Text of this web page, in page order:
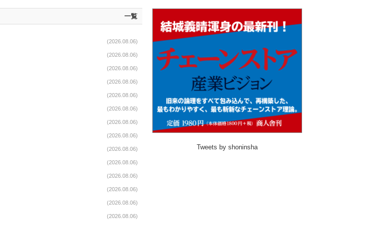
一覧
(2026.08.06)
(2026.08.06)
(2026.08.06)
(2026.08.06)
(2026.08.06)
(2026.08.06)
(2026.08.06)
(2026.08.06)
(2026.08.06)
(2026.08.06)
(2026.08.06)
(2026.08.06)
(2026.08.06)
(2026.08.06)
Tweets by shoninsha